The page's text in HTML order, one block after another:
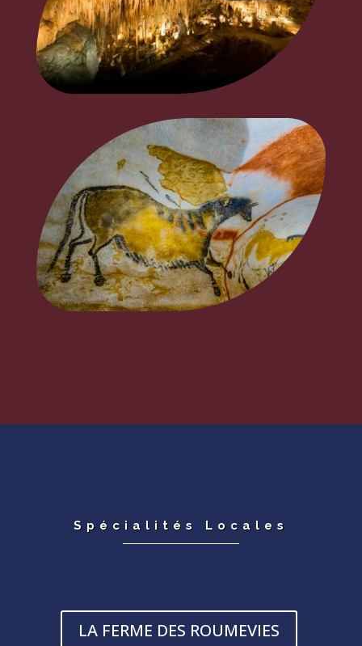
Spécialités Locales
LA FERME DES ROUMEVIES